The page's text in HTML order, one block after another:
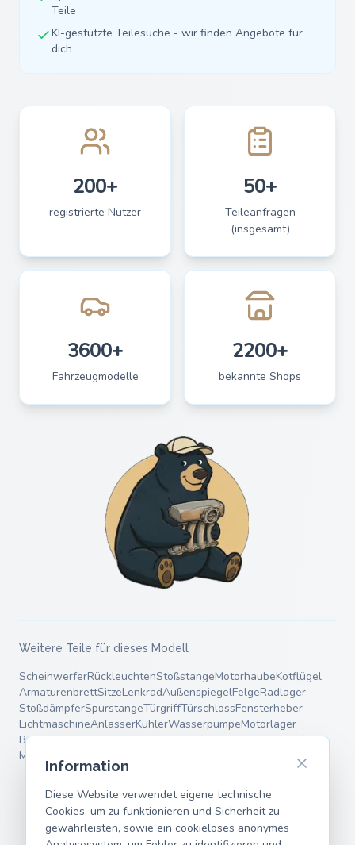
Teile
KI-gestützte Teilesuche - wir finden Angebote für
dich
200+
registrierte Nutzer
50+
Teileanfragen
(insgesamt)
3600+
Fahrzeugmodelle
2200+
bekannte Shops
Weitere Teile für dieses Modell
ScheinwerferRückleuchtenStoßstangeMotorhaubeKotflügel
ArmaturenbrettSitzeLenkradAußenspiegelFelgeRadlager
StoßdämpferSpurstangeTürgriffTürschlossFensterheber
LichtmaschineAnlasserKühlerWasserpumpeMotorlager
BremsscheibenBremsbelägeBremssattelEndschalldämpfer
Mittelschalldämpfer
Information
Diese Website verwendet eigene technische
Cookies, um zu funktionieren und Sicherheit zu
gewährleisten, sowie ein cookieloses anonymes